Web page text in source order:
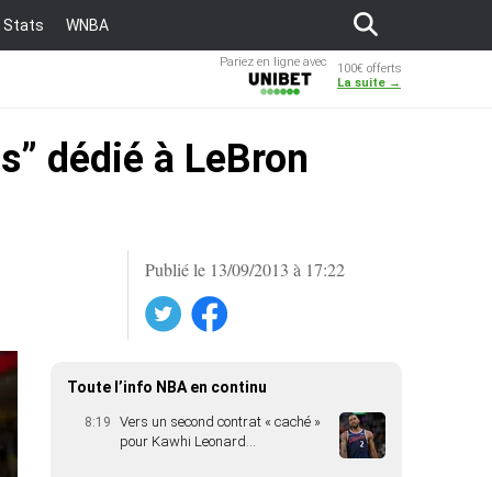
Stats WNBA
Pariez en ligne avec
100€ offerts
La suite →
dédié à LeBron
Publié le 13/09/2013 à 17:22
Facebook
Toute l’info NBA en continu
8:19
Vers un second contrat « caché »
pour Kawhi Leonard…